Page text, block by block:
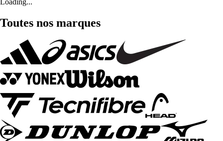
Loading...
Toutes nos marques